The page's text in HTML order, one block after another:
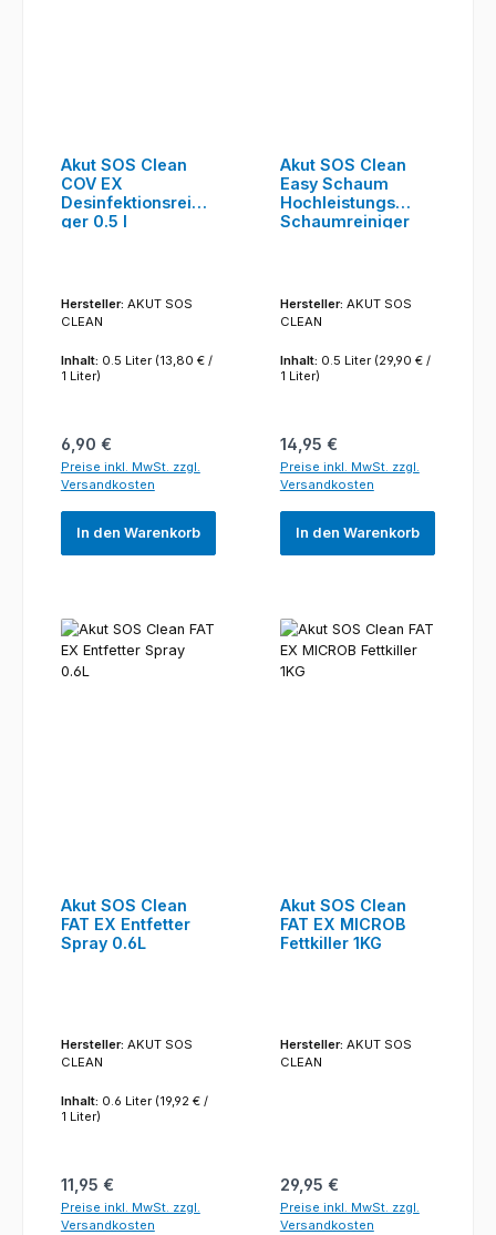
Akut SOS Clean
COV EX
Desinfektionsreini
ger 0.5 l
Hersteller: AKUT SOS
CLEAN
Inhalt: 0.5 Liter (13,80 € /
1 Liter)
Regulärer Preis:
6,90 €
Preise inkl. MwSt. zzgl.
Versandkosten
In den Warenkorb
Akut SOS Clean
Easy Schaum
Hochleistungs
Schaumreiniger
Hersteller: AKUT SOS
CLEAN
Inhalt: 0.5 Liter (29,90 € /
1 Liter)
Regulärer Preis:
14,95 €
Preise inkl. MwSt. zzgl.
Versandkosten
In den Warenkorb
Akut SOS Clean
FAT EX Entfetter
Spray 0.6L
Hersteller: AKUT SOS
CLEAN
Inhalt: 0.6 Liter (19,92 € /
1 Liter)
Regulärer Preis:
11,95 €
Preise inkl. MwSt. zzgl.
Versandkosten
Akut SOS Clean
FAT EX MICROB
Fettkiller 1KG
Hersteller: AKUT SOS
CLEAN
Regulärer Preis:
29,95 €
Preise inkl. MwSt. zzgl.
Versandkosten